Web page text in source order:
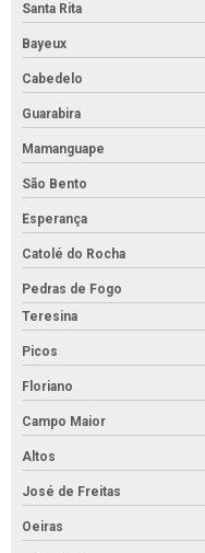
Santa Rita
Bayeux
Cabedelo
Guarabira
Mamanguape
São Bento
Esperança
Catolé do Rocha
Pedras de Fogo
Teresina
Picos
Floriano
Campo Maior
Altos
José de Freitas
Oeiras